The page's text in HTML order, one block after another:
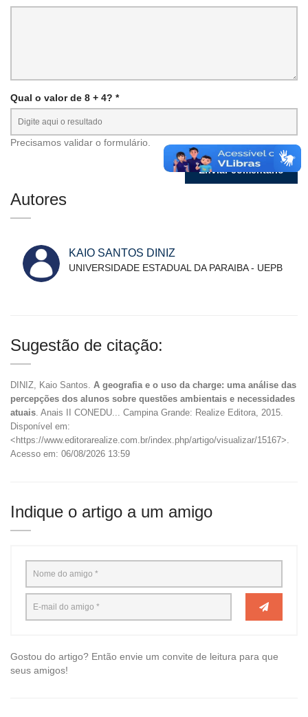
Qual o valor de 8 + 4? *
Precisamos validar o formulário.
Autores
KAIO SANTOS DINIZ
UNIVERSIDADE ESTADUAL DA PARAIBA - UEPB
Sugestão de citação:
DINIZ, Kaio Santos. A geografia e o uso da charge: uma análise das
percepções dos alunos sobre questões ambientais e necessidades
atuais . Anais II CONEDU... Campina Grande: Realize Editora, 2015.
Disponível em:
<https://www.editorarealize.com.br/index.php/artigo/visualizar/15167>.
Acesso em: 06/08/2026 13:59
Indique o artigo a um amigo
Gostou do artigo? Então envie um convite de leitura para que
seus amigos!